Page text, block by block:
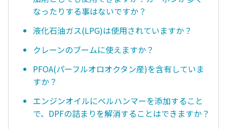
なったりする事はないですか？
液化石油ガス(LPG)は使用されていますか？
クレーンのブームに使えますか？
PFOA(パーフルオロオクタン産)を含有していま
すか？
エンジンオイルにベルハンマーを添加すること
で、DPFの詰まりを解消することはできますか？